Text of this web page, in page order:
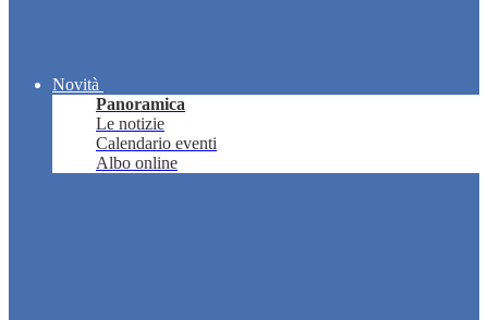
Novità
Panoramica
Le notizie
Calendario eventi
Albo online